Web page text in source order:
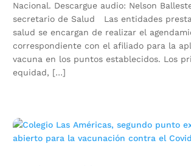
Nacional. Descargue audio: Nelson
secretario de Salud Las entidades
salud se encargan de realizar el
correspondiente con el afiliado para la
vacuna en los puntos establecidos. Los
equidad, […]